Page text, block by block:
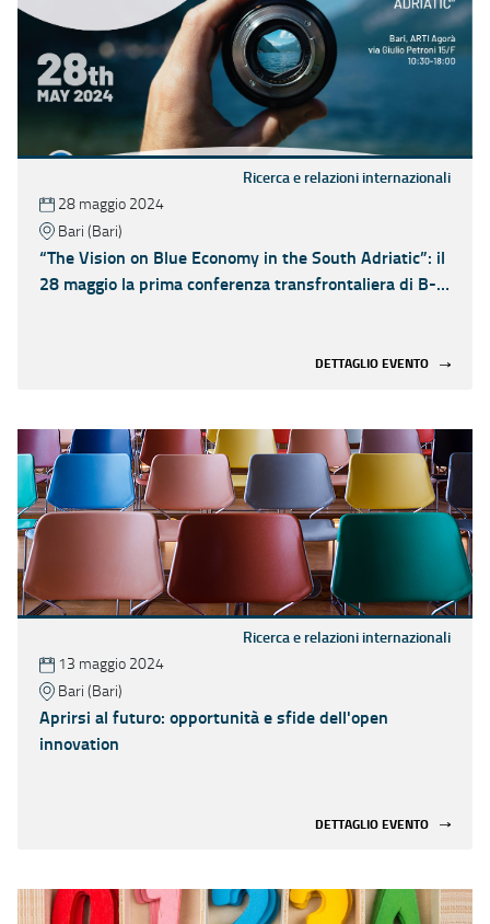
Ricerca e relazioni internazionali
28 maggio 2024
Bari (Bari)
“The Vision on Blue Economy in the South Adriatic”: il
28 maggio la prima conferenza transfrontaliera di B-
DETTAGLIO EVENTO
Ricerca e relazioni internazionali
13 maggio 2024
Bari (Bari)
Aprirsi al futuro: opportunità e sfide dell'open
innovation
DETTAGLIO EVENTO